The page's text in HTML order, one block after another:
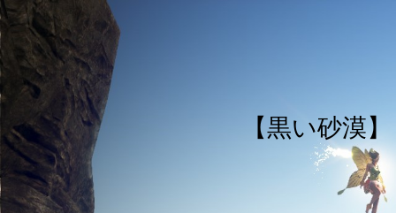
【黒い砂漠